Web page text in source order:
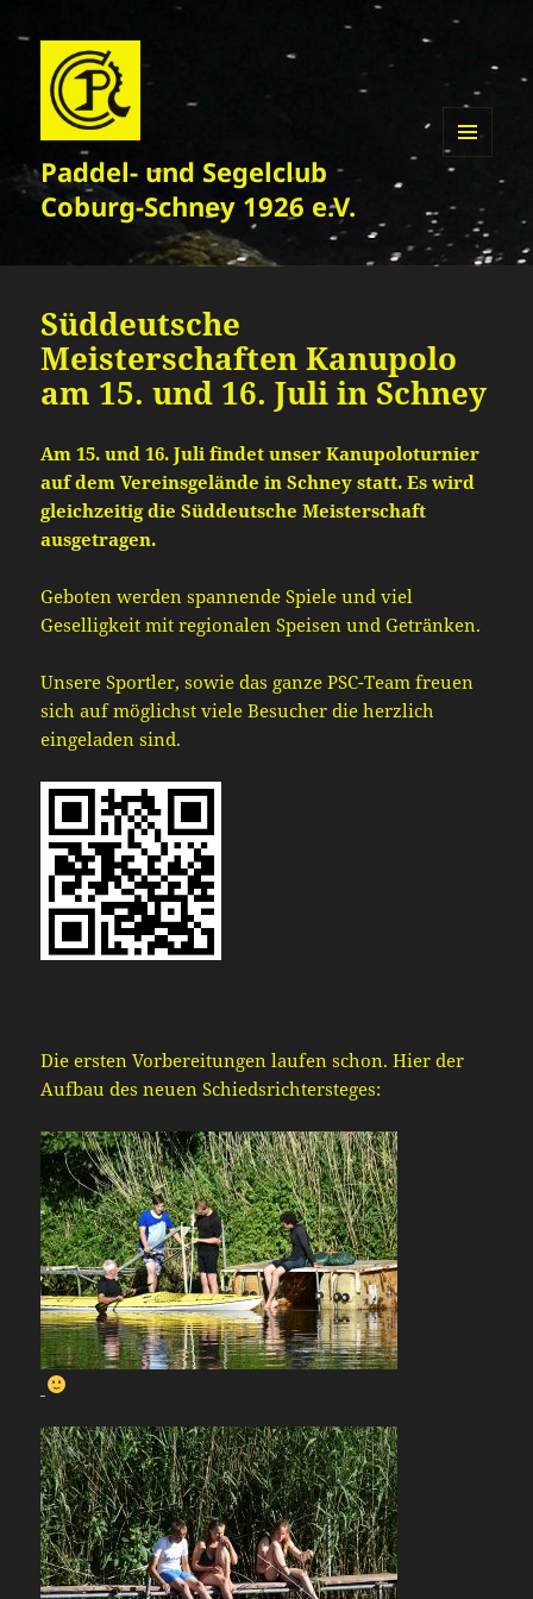
Paddel- und Segelclub
Coburg-Schney 1926 e.V.
MENÜ
WIDGETS
Süddeutsche
Meisterschaften Kanupolo
am 15. und 16. Juli in Schney
Am 15. und 16. Juli findet unser Kanupoloturnier
auf dem Vereinsgelände in Schney statt. Es wird
gleichzeitig die Süddeutsche Meisterschaft
ausgetragen.
Geboten werden spannende Spiele und viel
Geselligkeit mit regionalen Speisen und Getränken.
Unsere Sportler, sowie das ganze PSC-Team freuen
sich auf möglichst viele Besucher die herzlich
eingeladen sind.
Die ersten Vorbereitungen laufen schon. Hier der
Aufbau des neuen Schiedsrichtersteges: